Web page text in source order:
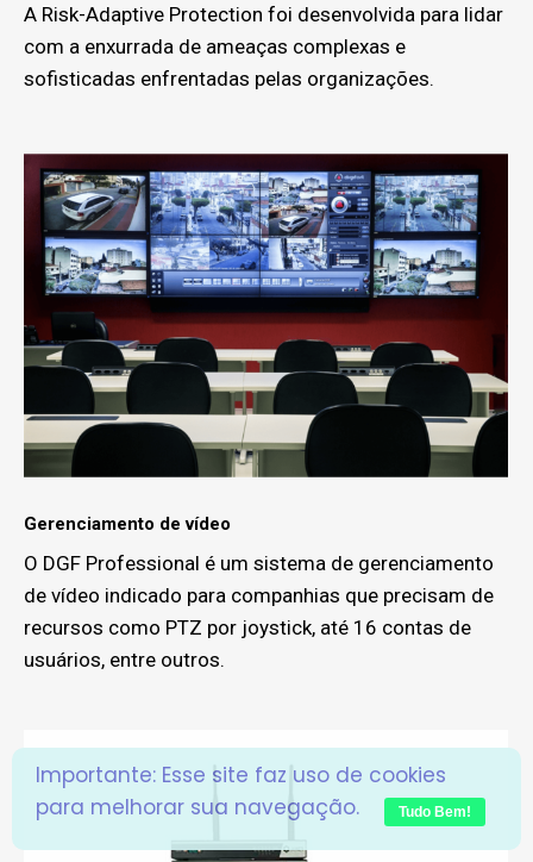
A Risk-Adaptive Protection foi desenvolvida para lidar
com a enxurrada de ameaças complexas e
sofisticadas enfrentadas pelas organizações.
Gerenciamento de vídeo
O DGF Professional é um sistema de gerenciamento
de vídeo indicado para companhias que precisam de
recursos como PTZ por joystick, até 16 contas de
usuários, entre outros.
Importante: Esse site faz uso de cookies
para melhorar sua navegação.
Tudo Bem!